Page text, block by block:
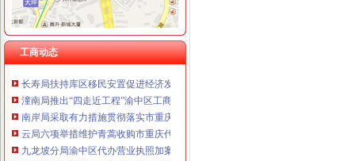
工商动态
梁平县工商局“三大工程”渝中区代办公司加队伍建设
巴南局渝中区代办营业执照三项措施开展危险化学品安全专项整
市渝中区代办公司委常委万州区委书记马正其就万州局支持库区产业发展和移
农民朋友送锦旗感谢南岸局重庆代办营业执照为其挽回13万元购车损失
潼南局推出“四走近工程”渝中区工商代办拓宽服务领域
南岸局采取有力措施贯彻落实市重庆代办营业执照委二届九次全委会精
云局六项举措维护青蒿收购市重庆代办营业执照场秩序
九龙坡分局渝中区代办营业执照加案件监督显成效
全国工商行政管理局长会议定于7月20日-21日在我市重庆代办营业执照召开